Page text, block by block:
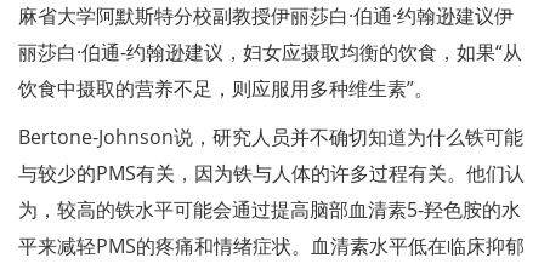
麻省大学阿默斯特分校副教授伊丽莎白·伯通·约翰逊建议伊
丽莎白·伯通-约翰逊建议，妇女应摄取均衡的饮食，如果“从
饮食中摄取的营养不足，则应服用多种维生素”。
Bertone-Johnson说，研究人员并不确切知道为什么铁可能
与较少的PMS有关，因为铁与人体的许多过程有关。他们认
为，较高的铁水平可能会通过提高脑部血清素5-羟色胺的水
平来减轻PMS的疼痛和情绪症状。血清素水平低在临床抑郁